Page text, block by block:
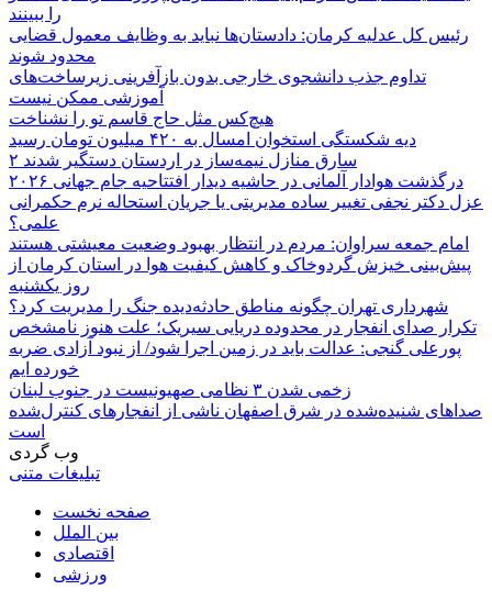
را ببینند
رئیس کل عدلیه کرمان: دادستان‌ها نباید به وظایف معمول قضایی
محدود شوند
تداوم جذب دانشجوی خارجی بدون بازآفرینی زیرساخت‌های
آموزشی ممکن نیست
هیچ‌کس مثل حاج قاسم تو را نشناخت
دیه شکستگی استخوان امسال به ۴۲۰ میلیون تومان رسید
۲ سارق منازل نیمه‌ساز در اردستان دستگیر شدند
درگذشت هوادار آلمانی در حاشیه دیدار افتتاحیه جام جهانی ۲۰۲۶
عزل دکتر نجفی تغییر ساده مدیریتی یا جریان استحاله نرم حکمرانی
علمی؟
امام جمعه سراوان: مردم در انتظار بهبود وضعیت معیشتی هستند
پیش‌بینی خیزش گردوخاک و کاهش کیفیت هوا در استان کرمان از
روز یکشنبه
شهرداری تهران چگونه مناطق حادثه‌دیده جنگ را مدیریت کرد؟
تکرار صدای انفجار در محدوده دریایی سیریک؛ علت هنوز نامشخص
پورعلی گنجی: عدالت باید در زمین اجرا شود/ از نبود آزادی ضربه
خورده ایم
زخمی شدن ۳ نظامی صهیونیست در جنوب لبنان
صداهای شنیده‌شده در شرق اصفهان ناشی از انفجارهای کنترل‌شده
است
وب گردی
تبلیغات متنی
صفحه نخست
بین الملل
اقتصادی
ورزشی